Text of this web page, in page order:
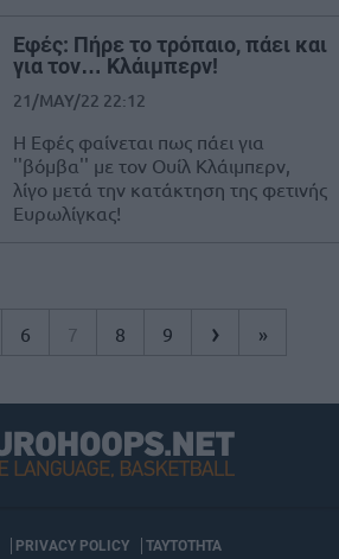
Εφές: Πήρε το τρόπαιο, πάει και
για τον… Κλάιμπερν!
21/MAY/22 22:12
Η Εφές φαίνεται πως πάει για
''βόμβα'' με τον Ουίλ Κλάιμπερν,
λίγο μετά την κατάκτηση της φετινής
Ευρωλίγκας!
6 7 8 9 › »
PRIVACY POLICY ΤΑΥΤΟΤΗΤΑ